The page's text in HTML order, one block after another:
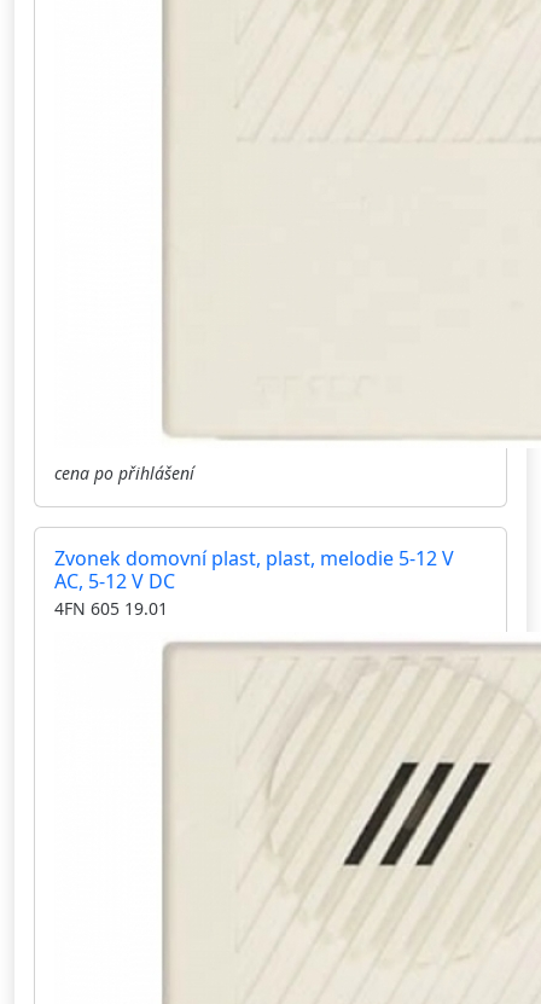
cena po přihlášení
Zvonek domovní plast, plast, melodie 5-12 V
AC, 5-12 V DC
4FN 605 19.01